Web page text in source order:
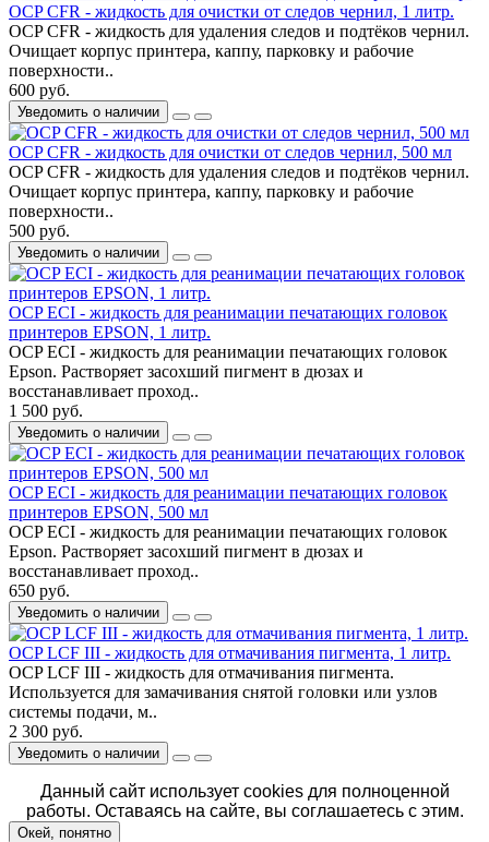
OCP CFR - жидкость для очистки от следов чернил, 1 литр.
OCP CFR - жидкость для удаления следов и подтёков чернил.
Очищает корпус принтера, каппу, парковку и рабочие
поверхности..
600 руб.
Уведомить о наличии
OCP CFR - жидкость для очистки от следов чернил, 500 мл
OCP CFR - жидкость для удаления следов и подтёков чернил.
Очищает корпус принтера, каппу, парковку и рабочие
поверхности..
500 руб.
Уведомить о наличии
OCP ECI - жидкость для реанимации печатающих головок
принтеров EPSON, 1 литр.
OCP ECI - жидкость для реанимации печатающих головок
Epson. Растворяет засохший пигмент в дюзах и
восстанавливает проход..
1 500 руб.
Уведомить о наличии
OCP ECI - жидкость для реанимации печатающих головок
принтеров EPSON, 500 мл
OCP ECI - жидкость для реанимации печатающих головок
Epson. Растворяет засохший пигмент в дюзах и
восстанавливает проход..
650 руб.
Уведомить о наличии
OCP LCF III - жидкость для отмачивания пигмента, 1 литр.
OCP LCF III - жидкость для отмачивания пигмента.
Используется для замачивания снятой головки или узлов
системы подачи, м..
2 300 руб.
Уведомить о наличии
Данный сайт использует cookies для полноценной
работы. Оставаясь на сайте, вы соглашаетесь с этим.
Окей, понятно